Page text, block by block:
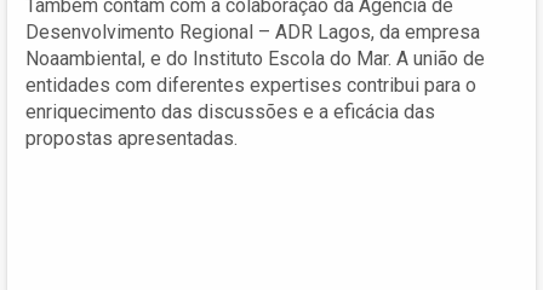
Também contam com a colaboração da Agência de
Desenvolvimento Regional – ADR Lagos, da empresa
Noaambiental, e do Instituto Escola do Mar. A união de
entidades com diferentes expertises contribui para o
enriquecimento das discussões e a eficácia das
propostas apresentadas.